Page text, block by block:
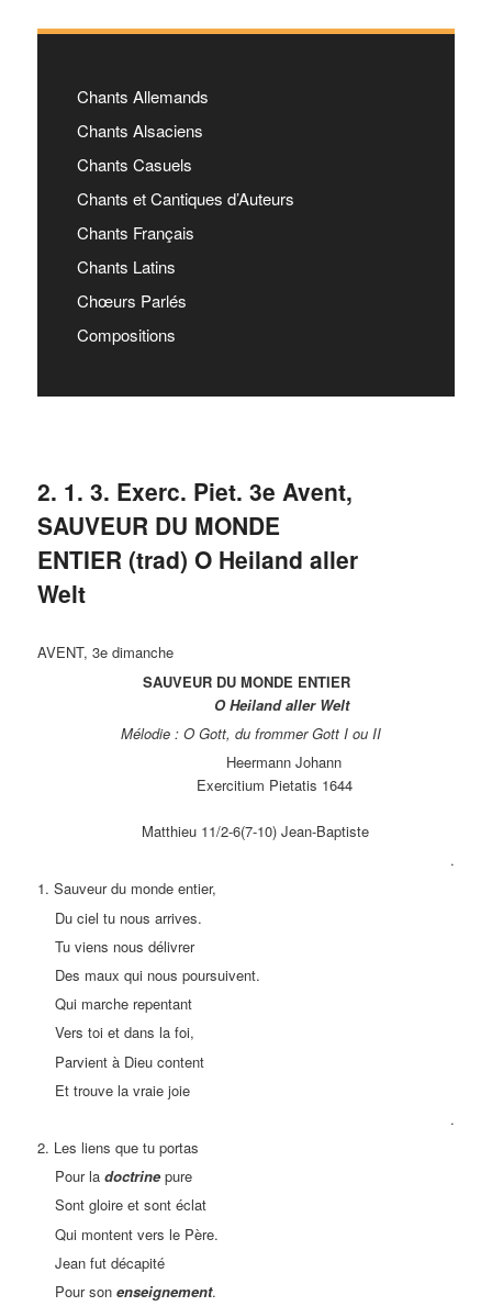
2. 1. 3. Exerc. Piet. 3e Avent,
SAUVEUR DU MONDE
ENTIER (trad) O Heiland aller
Welt
AVENT, 3e dimanche
SAUVEUR DU MONDE ENTIER
O Heiland aller Welt
Mélodie : O Gott, du frommer Gott I ou II
Heermann Johann
Exercitium Pietatis 1644
Matthieu 11/2-6(7-10) Jean-Baptiste
.
1. Sauveur du monde entier,
Du ciel tu nous arrives.
Tu viens nous délivrer
Des maux qui nous poursuivent.
Qui marche repentant
Vers toi et dans la foi,
Parvient à Dieu content
Et trouve la vraie joie
.
2. Les liens que tu portas
Pour ladoctrine pure
Sont gloire et sont éclat
Qui montent vers le Père.
Jean fut décapité
Pour sonenseignement.
Chants Allemands
Chants Alsaciens
Chants Casuels
Chants et Cantiques d’Auteurs
Chants Français
Chants Latins
Chœurs Parlés
Compositions